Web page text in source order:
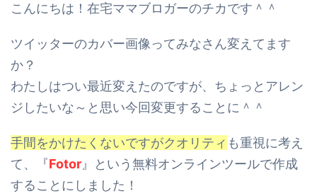
こんにちは！在宅ママブロガーのチカです＾＾
ツイッターのカバー画像ってみなさん変えてます
か？
わたしはつい最近変えたのですが、ちょっとアレン
ジしたいな～と思い今回変更することに＾＾
手間をかけたくないですがクオリティ も重視に考え
て、
『Fotor』という無料オンラインツールで作成
することにしました！